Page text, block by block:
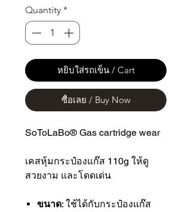
Quantity *
หยิบใส่รถเข็น / Cart
ซื้อเลย / Buy Now
SoToLaBo® Gas cartridge wear
เคสหุ้มกระป๋องแก๊ส 110g ให้ดู
สวยงาม และโดดเด่น
ขนาด: ใช้ได้กับกระป๋องแก๊ส